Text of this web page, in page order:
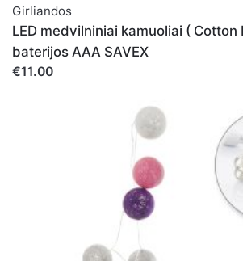
Girliandos
LED medvilniniai kamuoliai ( Cotton
baterijos AAA SAVEX
€11.00